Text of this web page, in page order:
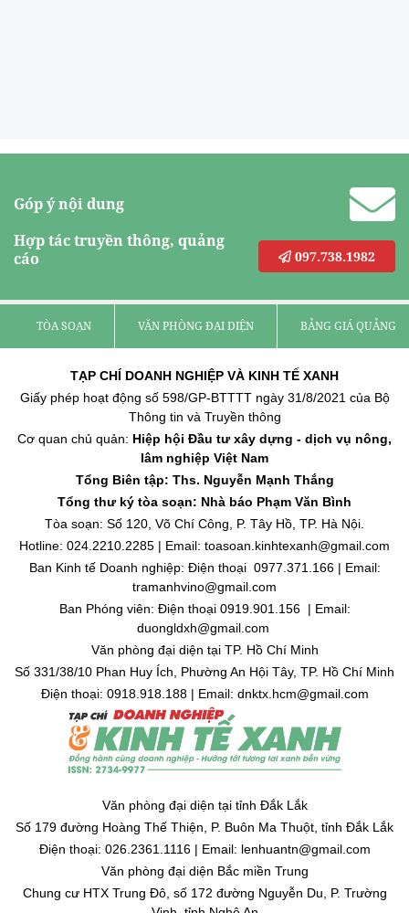
Góp ý nội dung
Hợp tác truyền thông, quảng
cáo
097.738.1982
TÒA SOẠN VĂN PHÒNG ĐẠI DIỆN BẢNG GIÁ QUẢNG
TẠP CHÍ DOANH NGHIỆP VÀ KINH TẾ XANH
Giấy phép hoạt động số 598/GP-BTTTT ngày 31/8/2021 của Bộ
Thông tin và Truyền thông
Cơ quan chủ quản: Hiệp hội Đầu tư xây dựng - dịch vụ nông,
lâm nghiệp Việt Nam
Tổng Biên tập: Ths. Nguyễn Mạnh Thắng
Tổng thư ký tòa soạn: Nhà báo Phạm Văn Bình
Tòa soạn: Số 120, Võ Chí Công, P. Tây Hồ, TP. Hà Nội.
Hotline: 024.2210.2285 | Email: toasoan.kinhtexanh@gmail.com
Ban Kinh tế Doanh nghiệp: Điện thoại 0977.371.166 | Email:
tramanhvino@gmail.com
Ban Phóng viên: Điện thoại 0919.901.156 | Email:
duongldxh@gmail.com
Văn phòng đại diện tại TP. Hồ Chí Minh
Số 331/38/10 Phan Huy Ích, Phường An Hội Tây, TP. Hồ Chí Minh
Điện thoại: 0918.918.188 | Email: dnktx.hcm@gmail.com
Văn phòng đại diện tại tỉnh Đắk Lắk
Số 179 đường Hoàng Thế Thiện, P. Buôn Ma Thuột, tỉnh Đắk Lắk
Điện thoại: 026.2361.1116 | Email: lenhuantn@gmail.com
Văn phòng đại diện Bắc miền Trung
Chung cư HTX Trung Đô, số 172 đường Nguyễn Du, P. Trường